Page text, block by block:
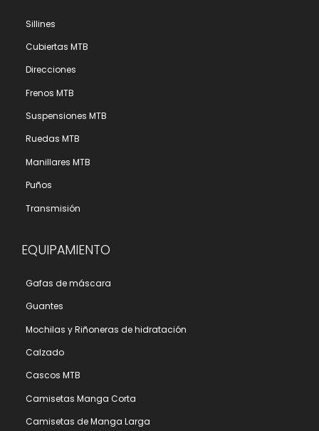
Sillines
Cubiertas MTB
Direcciones
Frenos MTB
Suspensiones MTB
Ruedas MTB
Manillares MTB
Puños
Transmisión
EQUIPAMIENTO
Gafas de máscara
Guantes
Mochilas y Riñoneras de hidratación
Calzado
Cascos MTB
Camisetas Manga Corta
Camisetas de Manga Larga